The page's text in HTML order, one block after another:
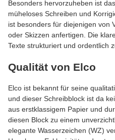
Besonders hervorzuheben ist
müheloses Schreiben und
ist besonders für diejenigen von
oder Skizzen anfertigen. Die
Texte strukturiert und ordentlich
Qualität von Elco
Elco ist bekannt für seine
und dieser Schreibblock ist da
aus erstklassigem Papier und
diesen Block zu einem
elegante Wasserzeichen (WZ)